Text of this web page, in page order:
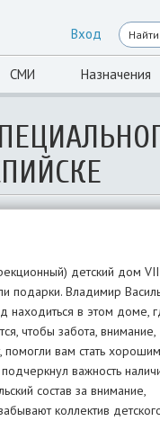
Вход
СМИ Назначения
детский дом
подарки. Владимир
находиться в этом доме,
чтобы забота, внимание,
вам стать
важность
состав за внимание,
коллектив